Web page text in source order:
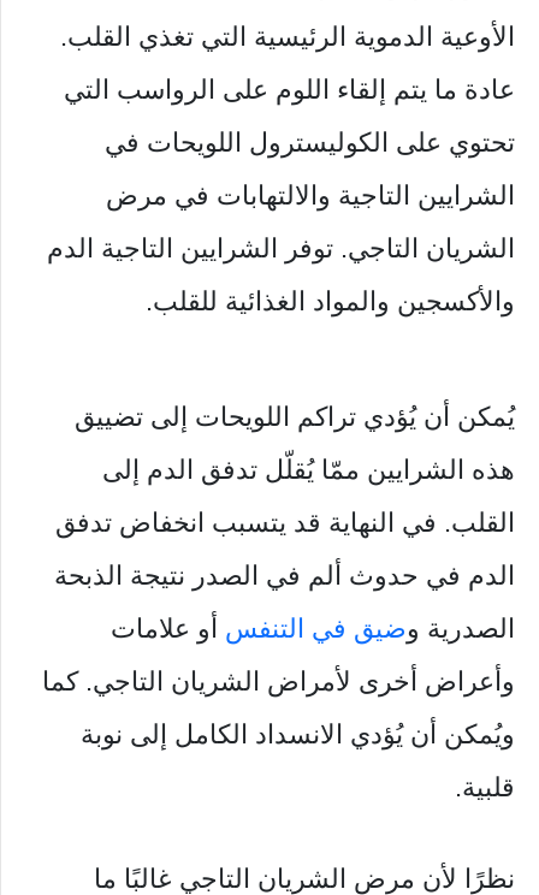
الأوعية الدموية الرئيسية التي تغذي القلب.
عادة ما يتم إلقاء اللوم على الرواسب التي
تحتوي على الكوليسترول اللويحات في
الشرايين التاجية والالتهابات في مرض
الشريان التاجي. توفر الشرايين التاجية الدم
والأكسجين والمواد الغذائية للقلب.
يُمكن أن يُؤدي تراكم اللويحات إلى تضييق
هذه الشرايين ممّا يُقلّل تدفق الدم إلى
القلب. في النهاية قد يتسبب انخفاض تدفق
الدم في حدوث ألم في الصدر نتيجة الذبحة
الصدرية وضيق في التنفس أو علامات
وأعراض أخرى لأمراض الشريان التاجي. كما
ويُمكن أن يُؤدي الانسداد الكامل إلى نوبة
قلبية.
نظرًا لأن مرض الشريان التاجي غالبًا ما